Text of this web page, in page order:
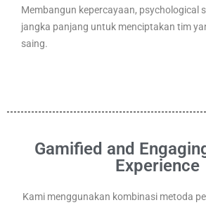
Membangun kepercayaan, psychological
jangka panjang untuk menciptakan tim
saing.
Gamified and
Experience
Kami menggunakan kombinasi metoda